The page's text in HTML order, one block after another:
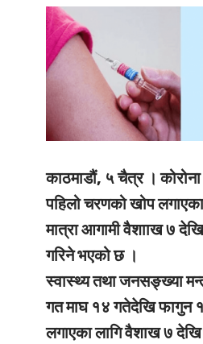
काठमाडौं, ५ चैत्र ।
पहिलो चरणको खोप लगाएका
मात्रा आगामी वैशााख ७
गरिने भएको छ ।
स्वास्थ्य तथा जनसङ्ख्या
गत माघ १४ गतेदेखि फागुन
लगाएका लागि वैशाख ७